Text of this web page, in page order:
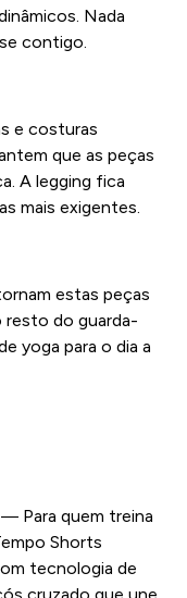
Nada
contigo.
e costuras
que as peças
A legging fica
mais exigentes.
estas peças
resto do guarda-
yoga para o dia a
Para quem treina
Shorts
tecnologia de
cruzado que une